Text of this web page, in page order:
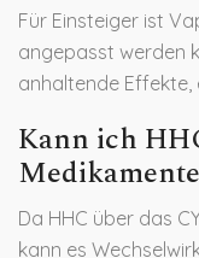
Für Einsteiger ist
angepasst werden
anhaltende Effekte,
Kann ich
Da HHC über das
kann es